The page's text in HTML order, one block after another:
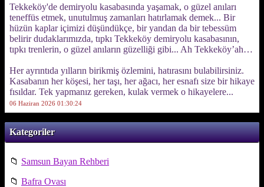
Kategoriler
📁 Samsun Bayan Rehberi
📁 Bafra Ovası
Tekkeköy'de demiryolu kasabasında yaşamak, o güzel anıları
teneffüs etmek, unutulmuş zamanları hatırlamak demek... Bir
hüzün kaplar içimizi düşündükçe, bir yandan da bir tebessüm
belirir dudaklarımızda, tıpkı Tekkeköy demiryolu kasabasının,
tıpkı trenlerin, o güzel anıların güzelliği gibi... Ah Tekkeköy’ah…
Her ayrıntıda yılların birikmiş özlemini, hatırasını bulabilirsiniz.
Kasabanın her köşesi, her taşı, her ağacı, her esnafı size bir hikaye
fısıldar. Tek yapmanız gereken, kulak vermek o hikayelere...
06 Haziran 2026 01:30:24